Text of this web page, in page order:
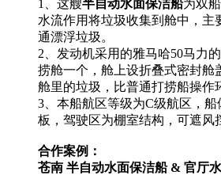
1、这艘半自动水面保洁船为双
水流作用将垃圾收集到舱中，主
通漂浮垃圾。
2、发动机采用的雅马哈50马力
捞舱一个，舱上设折叠式密封舱
舱里的垃圾，比普通打捞船操作
3、本船航区等级为C级航区，船
板，驾驶区为棚室结构，可遮风
合作案例：
苍南 半自动水面保洁船 & 官厅